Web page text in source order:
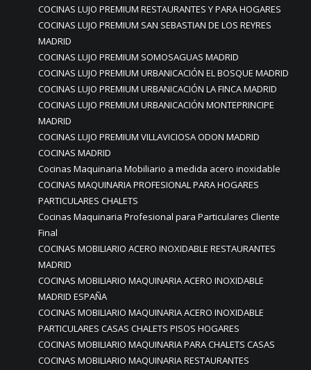
COCINAS LUJO PREMIUM RESTAURANTES Y PARA HOGARES
COCINAS LUJO PREMIUM SAN SEBASTIAN DE LOS REYRES
MADRID
COCINAS LUJO PREMIUM SOMOSAGUAS MADRID
COCINAS LUJO PREMIUM URBANICACIÓN EL BOSQUE MADRID
COCINAS LUJO PREMIUM URBANICACIÓN LA FINCA MADRID
COCINAS LUJO PREMIUM URBANICACIÓN MONTEPRINCIPE
MADRID
COCINAS LUJO PREMIUM VILLAVICIOSA ODON MADRID
COCINAS MADRID
Cocinas Maquinaria Mobiliario a medida acero inoxidable
COCINAS MAQUINARIA PROFESIONAL PARA HOGARES
PARTICULARES CHALETS
Cocinas Maquinaria Profesional para Particulares Cliente
Final
COCINAS MOBILIARIO ACERO INOXIDABLE RESTAURANTES
MADRID
COCINAS MOBILIARIO MAQUINARIA ACERO INOXIDABLE
MADRID ESPAÑA
COCINAS MOBILIARIO MAQUINARIA ACERO INOXIDABLE
PARTICULARES CASAS CHALETS PISOS HOGARES
COCINAS MOBILIARIO MAQUINARIA PARA CHALETS CASAS
COCINAS MOBILIARIO MAQUINARIA RESTAURANTES